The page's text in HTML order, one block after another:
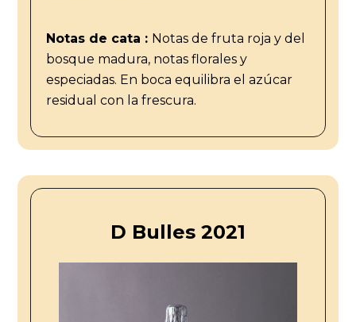
Notas de cata : Notas de fruta roja y del
bosque madura, notas florales y
especiadas. En boca equilibra el azúcar
residual con la frescura.
D Bulles 2021